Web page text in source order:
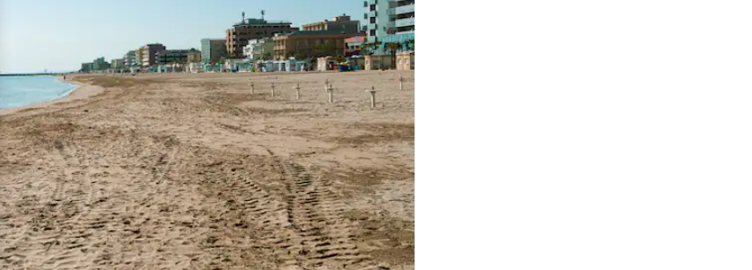
as seta para cima e para baixo do teclado ou tocando e deslizando o dedo na tela.